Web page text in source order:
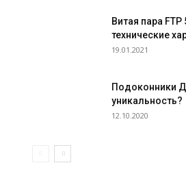
Витая пара FTP
технические
19.01.2021
Подоконники
уникальность?
12.10.2020